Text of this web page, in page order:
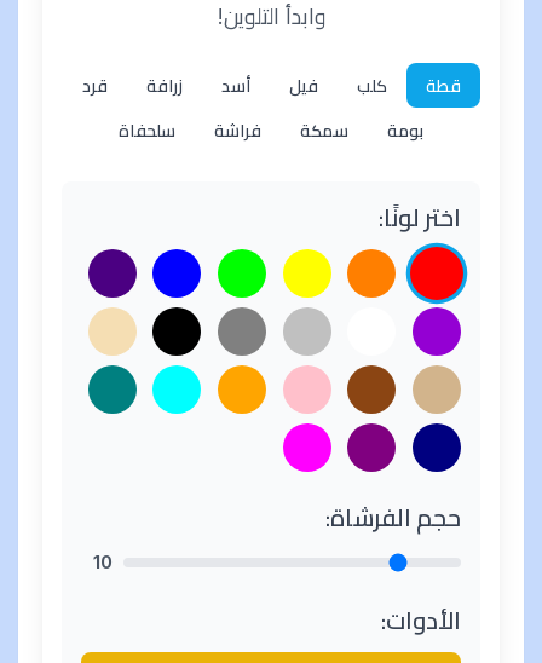
وابدأ التلوين!
قطة كلب فيل أسد زرافة قرد
بومة سمكة فراشة سلحفاة
اختر لونًا:
حجم الفرشاة:
10
الأدوات: